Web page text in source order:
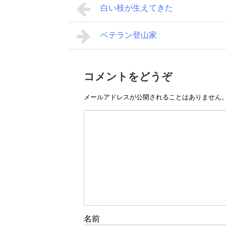
白い枝が生えてきた
ベテラン登山家
コメントをどうぞ
メールアドレスが公開されることはありません
名前